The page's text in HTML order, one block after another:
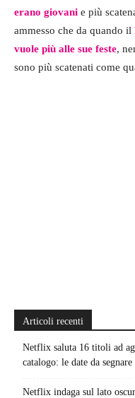
erano giovani e più
ammesso che da quando il
vuole più alle sue feste,
sono più scatenati come
Articoli recenti
Netflix saluta 16 titoli ad
catalogo: le date da
Netflix indaga sul lato